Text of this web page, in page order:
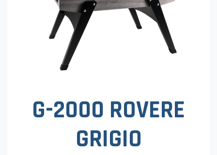
G-2000 ROVERE
GRIGIO